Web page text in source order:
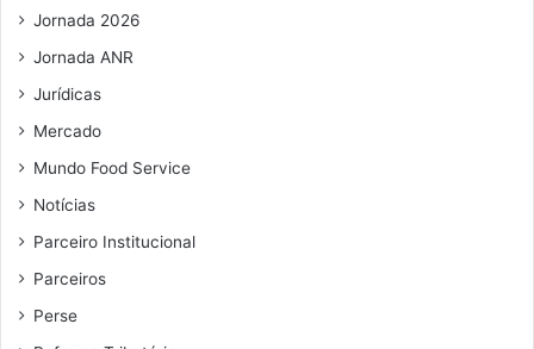
Jornada 2026
Jornada ANR
Jurídicas
Mercado
Mundo Food Service
Notícias
Parceiro Institucional
Parceiros
Perse